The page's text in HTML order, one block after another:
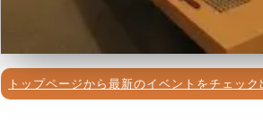
トップページから最新のイベントをチェッ